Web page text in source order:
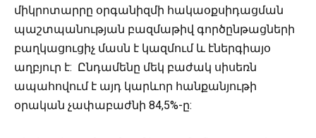
միկրոտարրը օրգանիզմի հակաօքսիդացման
պաշտպանության բազմաթիվ գործընթացների
բաղկացուցիչ մասն է կազմում և էներգիայօ
աղբյուր է: Ընդամենը մեկ բաժակ սիսեռն
ապահովում է այդ կարևոր հանքանյութի
օրական չափաբաժնի 84,5%-ը: